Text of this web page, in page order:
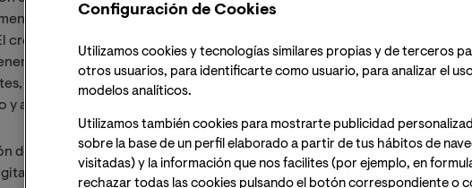
para garantizar que todas las regiones del país puedan
crecimiento constante de las empresas del sector TIC refleja su impacto
empleo y atrayendo inversiones extranjeras. Sin embargo,
como reducir la brecha digital entre las zonas urbanas y rurales,
y asegurar una formación adecuada en competencias digitales.
de las TIC por parte de la población colombiana también sigue
está transformando rápidamente la forma en que las personas
Configuración de Cookies
Utilizamos cookies y tecnologías similares propias y de terceros
otros usuarios, para identificarte como usuario, para analizar el
modelos analíticos.
Utilizamos también cookies para mostrarte publicidad
sobre la base de un perfil elaborado a partir de tus hábitos de
visitadas) y la información que nos facilites (por ejemplo, en
rechazar todas las cookies pulsando el botón correspondiente o